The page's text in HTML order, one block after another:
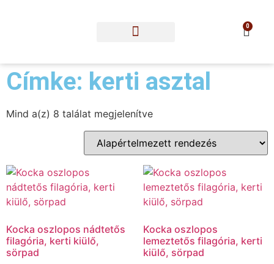
0
Címke: kerti asztal
Mind a(z) 8 találat megjelenítve
Kocka oszlopos nádtetős
filagória, kerti kiülő,
sörpad
Kocka oszlopos
lemeztetős filagória, kerti
kiülő, sörpad